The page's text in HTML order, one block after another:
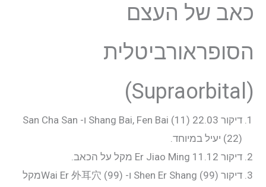
כאב של העצם
הסופראורביטלית
(Supraorbital)
דיקור 22.03 Shang Bai, Fen Bai (11) ו- San Cha San
(22) יעיל במיוחד.
דיקור 11.12 Er Jiao Ming מקל על הכאב.
דיקור Shen Er Shang (99) ו- Wai Er 外耳穴 (99)מקל